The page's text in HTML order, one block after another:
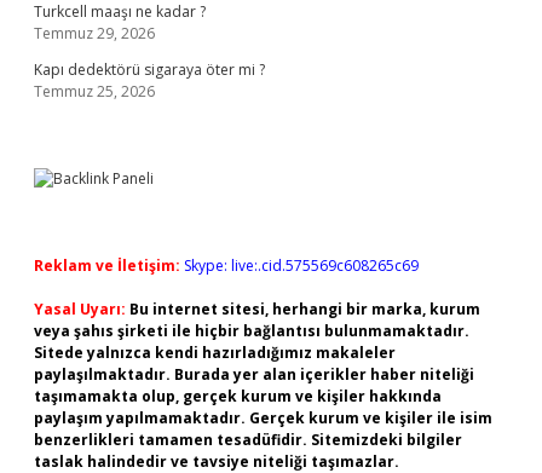
Turkcell maaşı ne kadar ?
Temmuz 29, 2026
Kapı dedektörü sigaraya öter mi ?
Temmuz 25, 2026
Reklam ve İletişim: Skype: live:.cid.575569c608265c69
Yasal Uyarı: Bu internet sitesi, herhangi bir marka, kurum
veya şahıs şirketi ile hiçbir bağlantısı bulunmamaktadır.
Sitede yalnızca kendi hazırladığımız makaleler
paylaşılmaktadır. Burada yer alan içerikler haber niteliği
taşımamakta olup, gerçek kurum ve kişiler hakkında
paylaşım yapılmamaktadır. Gerçek kurum ve kişiler ile isim
benzerlikleri tamamen tesadüfidir. Sitemizdeki bilgiler
taslak halindedir ve tavsiye niteliği taşımazlar.